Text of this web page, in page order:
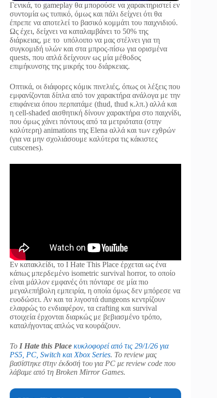
Γενικά, το gameplay θα μπορούσε να χαρακτηριστεί εν
συντομία ως τυπικό, όμως και πάλι δείχνει ότι θα
έπρεπε να αποτελεί το βασικό κομμάτι του παιχνιδιού.
Ως έχει, δείχνει να καταλαμβάνει το 50% της
διάρκειας, με το υπόλοιπο να μας στέλνει για τη
συγκομιδή υλών και στα μπρος-πίσω για ορισμένα
quests, που απλά δείχνουν ως μία μέθοδος
επιμήκυνσης της μικρής του διάρκειας.
Οπτικά, οι διάφορες κόμικ πινελιές, όπως οι λέξεις που
εμφανίζονται δίπλα από τον χαρακτήρα ανάλογα με την
επιφάνεια όπου περπατάμε (thud, thud κ.λπ.) αλλά και
η cell-shaded αισθητική δίνουν χαρακτήρα στο παιχνίδι,
που όμως χάνει πόντους από τα μετριότατα (στην
καλύτερη) animations της Elena αλλά και των εχθρών
(για να μην σχολιάσουμε καλύτερα τις κάκιστες
cutscenes).
Εν κατακλείδι, το I Hate This Place έρχεται ως ένα
κάπως μπερδεμένο isometric survival horror, το οποίο
είναι μάλλον εμφανές ότι πόνταρε σε μία πιο
μεγαλεπήβολη εμπειρία, η οποία όμως δεν μπόρεσε να
ευοδώσει. Αν και τα λιγοστά dungeons κεντρίζουν
ελαφρώς το ενδιαφέρον, τα crafting και survival
στοιχεία έρχονται διαρκώς με βεβιασμένο τρόπο,
καταλήγοντας απλώς να κουράζουν.
Το I Hate this Place κυκλοφορεί από τις 29/1/26 για
PS5, PC, Switch και Xbox Series. Το review μας
βασίστηκε στην έκδοσή του για PC με review code που
λάβαμε από τη Broken Mirror Games.